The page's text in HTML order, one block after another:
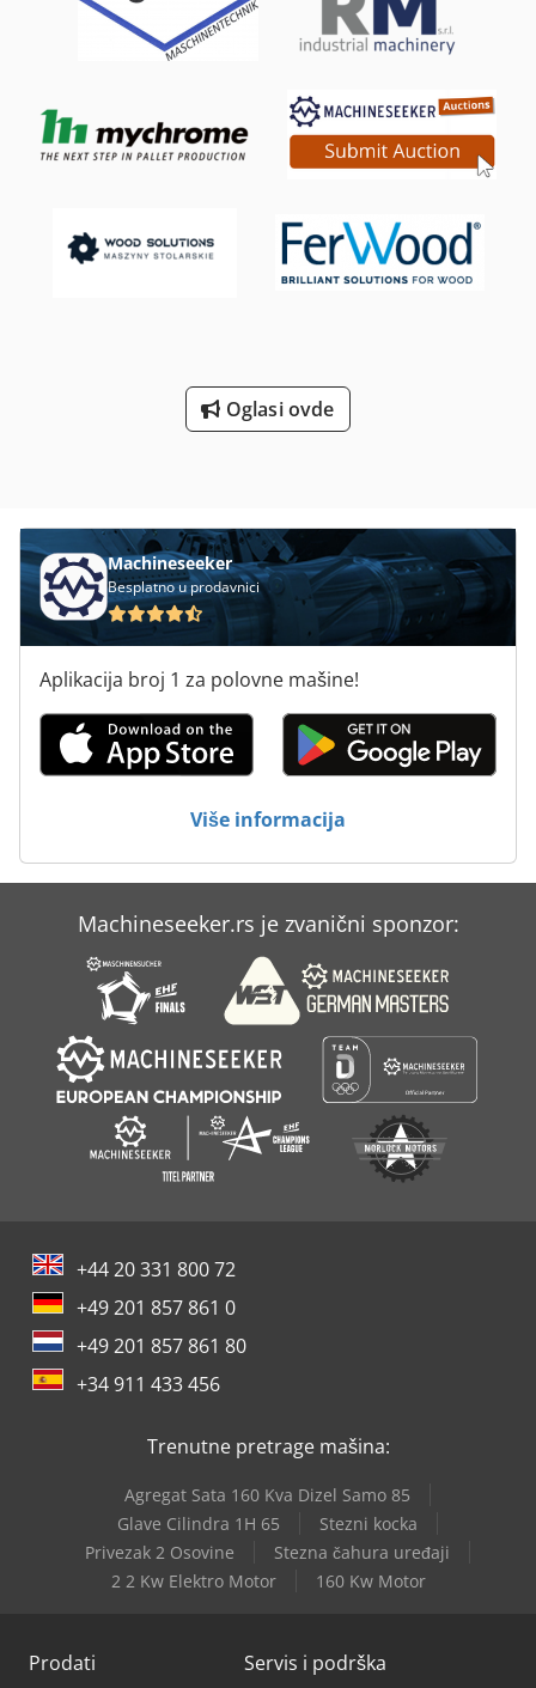
npr. kao: Gravitacioni transporteri – valjkasti transporteri
bez pogona Valjkasti transporteri – valjkasti transporteri i
RSPN (pneumatske kočnice) Dostupne dužine transportera
(FL): 3000 mm, 2000 mm, 1500 mm, 1000 mm Dostupna
nominalna / spoljna širina (NB): 600 mm, 500 mm, 400 mm
Opciono dostupno npr.: Motori sa i bez frekventnih
vodiči Uči više proizvođač: Dematic Tip: valjak transporter
Godina proizvodnje: nepoznato Stanje: dobro (polovno)
Širina rolne (RB): 540 mm 440 mm 340 mm Korak rolne:
Vurzburg Dsdpfjk Aa R Iex Abmock Za individualne,
profesionalne savete, jednostavno nas kontaktirajte.
pozdrav Vaš tim u Dr. Sonntag GmbH & Co. KG Vaš
stručnjak i kontakt osoba za intralogistiku
Oglasi ovde
Machineseeker
Besplatno u prodavnici
Aplikacija broj 1 za polovne mašine!
Više informacija
Machineseeker.rs je zvanični sponzor:
+44 20 331 800 72
+49 201 857 861 0
+49 201 857 861 80
+34 911 433 456
Trenutne pretrage mašina:
Agregat Sata 160 Kva Dizel Samo 85
Glave Cilindra 1H 65
Stezni kocka
Privezak 2 Osovine
Stezna čahura uređaji
2 2 Kw Elektro Motor
160 Kw Motor
Prodati Servis i podrška